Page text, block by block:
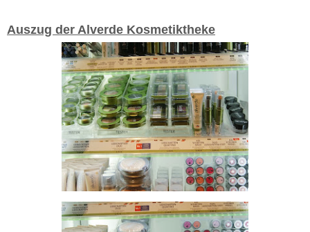
Auszug der Alverde Kosmetiktheke